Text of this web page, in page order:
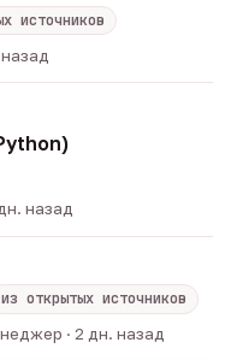
источников
назад
из открытых источников
· 2 дн. назад